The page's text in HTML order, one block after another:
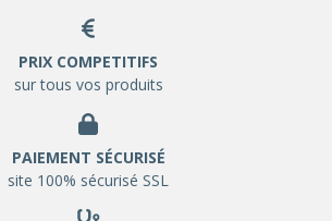
PRIX COMPETITIFS
sur tous vos produits
PAIEMENT SÉCURISÉ
site 100% sécurisé SSL